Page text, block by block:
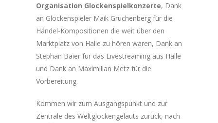
Organisation Glockenspielkonzerte, Dank
an Glockenspieler Maik Gruchenberg für die
Händel-Kompositionen die weit über den
Marktplatz von Halle zu hören waren, Dank an
Stephan Baier für das Livestreaming aus Halle
und Dank an Maximilian Metz für die
Vorbereitung.
Kommen wir zum Ausgangspunkt und zur
Zentrale des Weltglockengeläuts zurück, nach